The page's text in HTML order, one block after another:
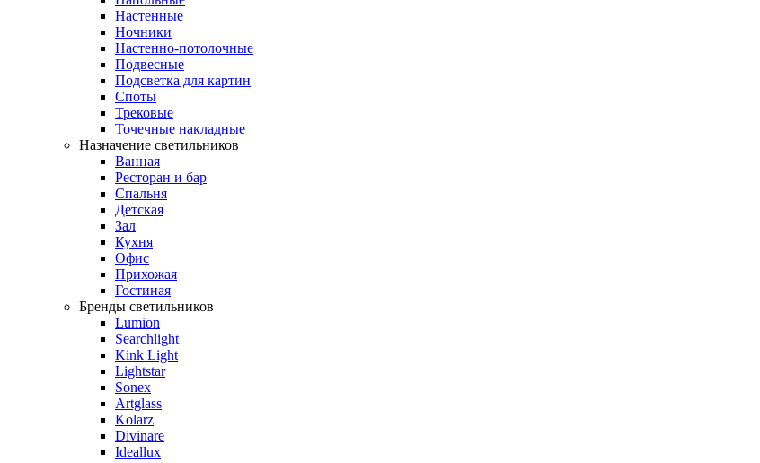
Настенные
Ночники
Настенно-потолочные
Подвесные
Подсветка для картин
Споты
Трековые
Точечные накладные
Назначение светильников
Ванная
Ресторан и бар
Спальня
Детская
Зал
Кухня
Офис
Прихожая
Гостиная
Бренды светильников
Lumion
Searchlight
Kink Light
Lightstar
Sonex
Artglass
Kolarz
Divinare
Ideallux